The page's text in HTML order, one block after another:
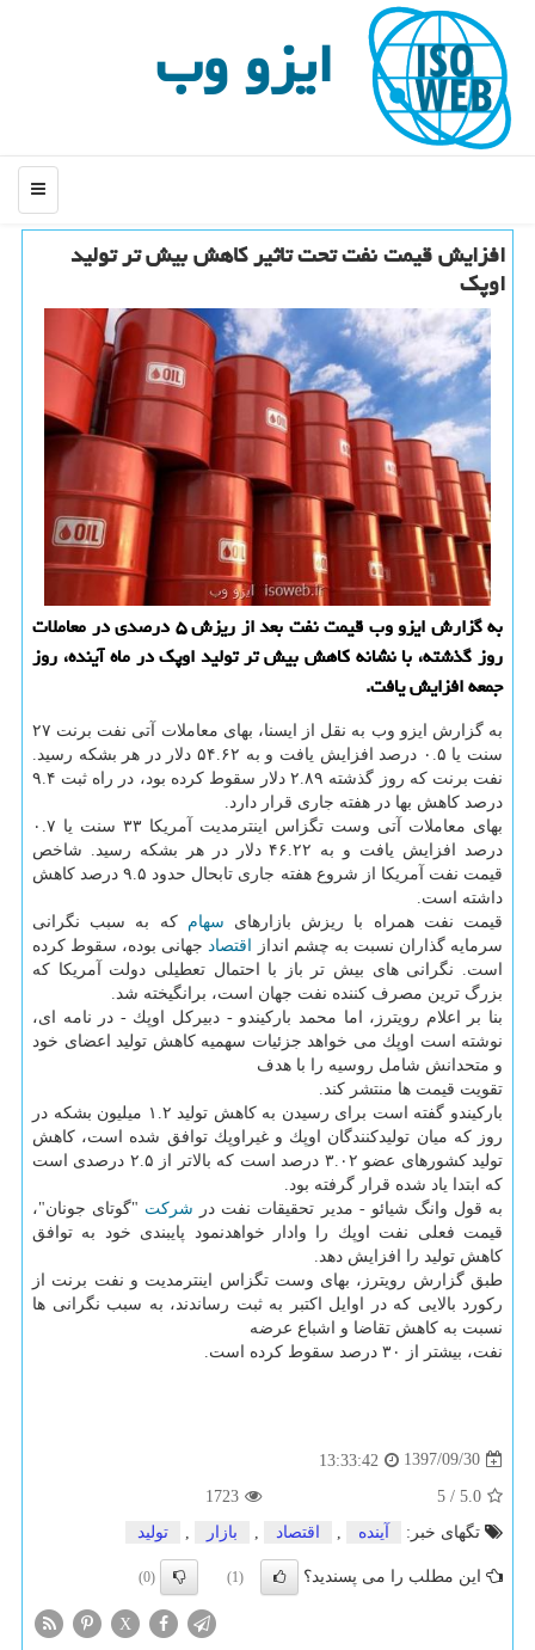
ایزو وب
منو
افزایش قیمت نفت تحت تاثیر كاهش بیش تر تولید
اوپك
به گزارش ایزو وب قیمت نفت بعد از ریزش ۵ درصدی در معاملات
روز گذشته، با نشانه كاهش بیش تر تولید اوپك در ماه آینده، روز
جمعه افزایش یافت.
به گزارش ایزو وب به نقل از ایسنا، بهای معاملات آتی نفت برنت ۲۷
سنت یا ۰.۵ درصد افزایش یافت و به ۵۴.۶۲ دلار در هر بشكه رسید.
نفت برنت كه روز گذشته ۲.۸۹ دلار سقوط كرده بود، در راه ثبت ۹.۴
درصد كاهش بها در هفته جاری قرار دارد.
بهای معاملات آتی وست تگزاس اینترمدیت آمریكا ۳۳ سنت یا ۰.۷
درصد افزایش یافت و به ۴۶.۲۲ دلار در هر بشكه رسید. شاخص
قیمت نفت آمریكا از شروع هفته جاری تابحال حدود ۹.۵ درصد كاهش
داشته است.
قیمت نفت همراه با ریزش بازارهای سهام كه به سبب نگرانی
سرمایه گذاران نسبت به چشم انداز
اقتصادجهانی بوده، سقوط كرده
است. نگرانی های بیش تر باز با احتمال تعطیلی دولت آمریكا كه
بزرگ ترین مصرف كننده نفت جهان است، برانگیخته شد.
بنا بر اعلام رویترز، اما محمد باركیندو - دبیركل اوپك - در نامه ای،
نوشته است اوپك می خواهد جزئیات سهمیه كاهش تولید اعضای خود
و متحدانش شامل روسیه را با هدف
تقویت قیمت ها منتشر كند.
باركیندو گفته است برای رسیدن به كاهش تولید ۱.۲ میلیون بشكه در
روز كه میان تولیدكنندگان اوپك و غیراوپك توافق شده است، كاهش
تولید كشورهای عضو ۳.۰۲ درصد است كه بالاتر از ۲.۵ درصدی است
كه ابتدا یاد شده قرار گرفته بود.
به قول وانگ شیائو - مدیر تحقیقات نفت در شركت "گوتای جونان"،
قیمت فعلی نفت اوپك را وادار خواهدنمود پایبندی خود به توافق
كاهش تولید را افزایش دهد.
طبق گزارش رویترز، بهای وست تگزاس اینترمدیت و نفت برنت از
ركورد بالایی كه در اوایل اكتبر به ثبت رساندند، به سبب نگرانی ها
نسبت به كاهش تقاضا و اشباع عرضه
نفت، بیشتر از ۳۰ درصد سقوط كرده است.
1397/09/30
13:33:42
5.0
/
5
1723
تگهای خبر:
آینده , اقتصاد , بازار , تولید
این مطلب را می پسندید؟ (1)
(0)
X